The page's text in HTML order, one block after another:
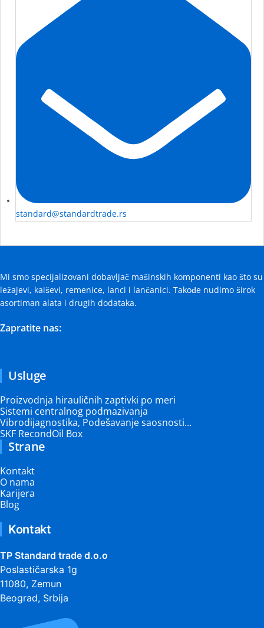
standard@standardtrade.rs
Mi smo specijalizovani dobavljač mašinskih komponenti kao što su
ležajevi, kaiševi, remenice, lanci i lančanici. Takođe nudimo širok
asortiman alata i drugih dodataka.
Zapratite nas:
Usluge
Proizvodnja hirauličnih zaptivki po meri
Sistemi centralnog podmazivanja
Vibrodijagnostika, Podešavanje saosnosti…
SKF RecondOil Box
Strane
Kontakt
O nama
Karijera
Blog
Kontakt
TP Standard trade d.o.o
Poslastičarska 1g
11080, Zemun
Beograd, Srbija